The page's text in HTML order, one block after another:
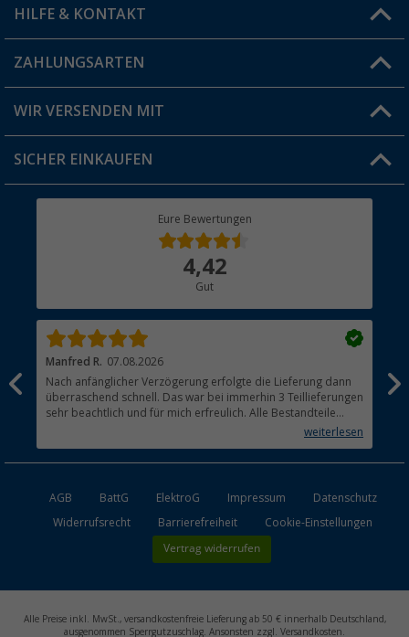
Vorteilskarte
Blog
Jobs & Karriere
HILFE & KONTAKT
FAQ & Kontakt
Versandinformationen
Rücksendung
ZAHLUNGSARTEN
WIR VERSENDEN MIT
SICHER EINKAUFEN
Eure Bewertungen
4,42
Gut
Manfred R. 07.08.2026
Nach anfänglicher Verzögerung erfolgte die Lieferung dann
überraschend schnell. Das war bei immerhin 3 Teillieferungen
sehr beachtlich und für mich erfreulich. Alle Bestandteile
waren gut verpackt und in Ordnung. Das Gerät (Gasgrill)weiterlesen
AGB BattG ElektroG Impressum
Datenschutz
Widerrufsrecht
Barrierefreiheit Cookie-Einstellungen
Vertrag widerrufen
Alle Preise inkl. MwSt., versandkostenfreie Lieferung ab 50 € innerhalb Deutschland,
ausgenommen Sperrgutzuschlag. Ansonsten zzgl. Versandkosten.